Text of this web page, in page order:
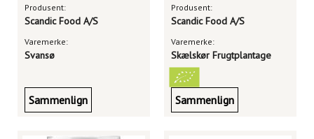
Produsent:
Scandic Food A/S
Varemerke:
Svansø
Sammenlign
Produsent:
Scandic Food A/S
Varemerke:
Skælskør Frugtplantage
Sammenlign